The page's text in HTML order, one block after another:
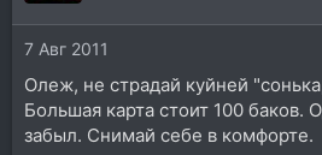
7 Авг 2011
Олеж, не страдай куйней
Большая карта стоит 100 баков.
забыл. Снимай себе в комфорте.